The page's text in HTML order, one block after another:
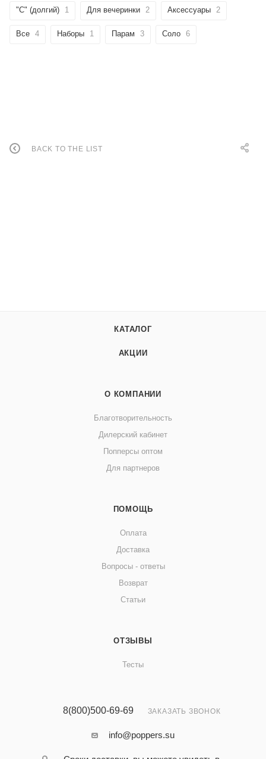
"C" (долгий) 1 Для вечеринки 2 Аксессуары 2
Все 4 Наборы 1 Парам 3 Соло 6
BACK TO THE LIST
КАТАЛОГ
АКЦИИ
О КОМПАНИИ
Благотворительность
Дилерский кабинет
Попперсы оптом
Для партнеров
ПОМОЩЬ
Оплата
Доставка
Вопросы - ответы
Возврат
Статьи
ОТЗЫВЫ
Тесты
8(800)500-69-69 ЗАКАЗАТЬ ЗВОНОК
info@poppers.su